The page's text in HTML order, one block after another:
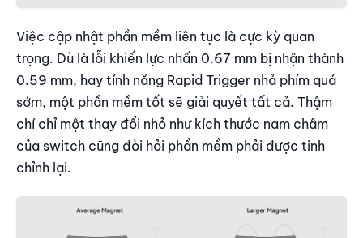
Việc cập nhật phần mềm liên tục là cực kỳ quan
trọng. Dù là lỗi khiến lực nhấn 0.67 mm bị nhận thành
0.59 mm, hay tính năng Rapid Trigger nhả phím quá
sớm, một phần mềm tốt sẽ giải quyết tất cả. Thậm
chí chỉ một thay đổi nhỏ như kích thước nam châm
của switch cũng đòi hỏi phần mềm phải được tinh
chỉnh lại.